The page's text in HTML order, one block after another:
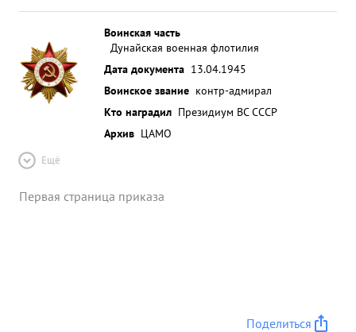
Воинская часть
Дунайская военная флотилия
Дата документа 13.04.1945
Воинское звание контр-адмирал
Кто наградил Президиум ВС СССР
Архив ЦАМО
Ещё
Первая страница приказа
Поделиться